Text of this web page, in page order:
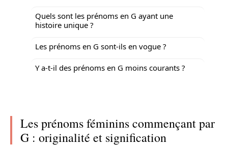
Quels sont les prénoms en G ayant une
histoire unique ?
Les prénoms en G sont-ils en vogue ?
Y a-t-il des prénoms en G moins courants ?
Les prénoms féminins commençant par
G : originalité et signification